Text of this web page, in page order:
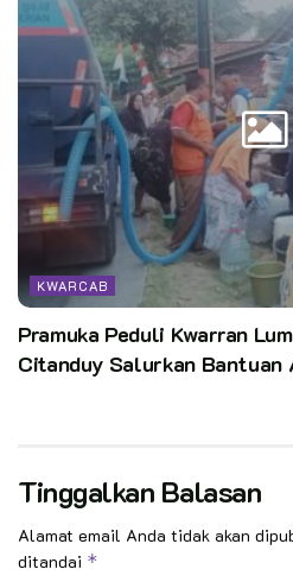
KWARCAB
Pramuka Peduli Kwarran
Citanduy Salurkan Bantuan
Tinggalkan Balasan
Alamat email Anda tidak akan
ditandai *